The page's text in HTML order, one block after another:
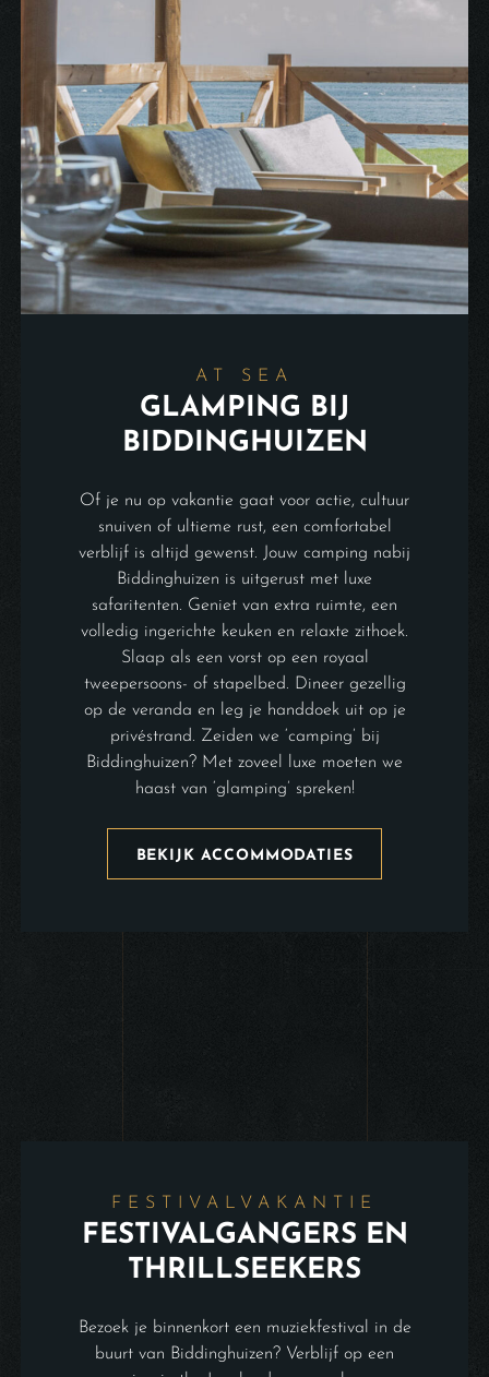
AT SEA
GLAMPING BIJ
BIDDINGHUIZEN
Of je nu op vakantie gaat voor actie, cultuur
snuiven of ultieme rust, een comfortabel
verblijf is altijd gewenst. Jouw camping nabij
Biddinghuizen is uitgerust met luxe
safaritenten. Geniet van extra ruimte, een
volledig ingerichte keuken en relaxte zithoek.
Slaap als een vorst op een royaal
tweepersoons- of stapelbed. Dineer gezellig
op de veranda en leg je handdoek uit op je
privéstrand. Zeiden we ‘camping’ bij
Biddinghuizen? Met zoveel luxe moeten we
haast van ‘glamping’ spreken!
BEKIJK ACCOMMODATIES
FESTIVALVAKANTIE
FESTIVALGANGERS EN
THRILLSEEKERS
Bezoek je binnenkort een muziekfestival in de
buurt van Biddinghuizen? Verblijf op een